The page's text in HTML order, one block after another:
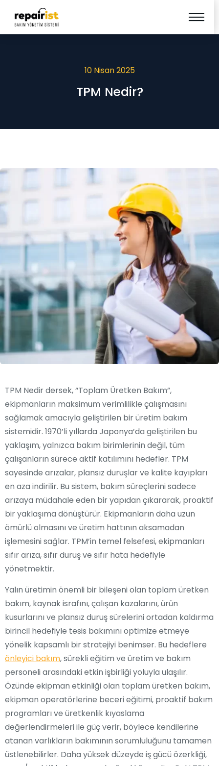
10 Nisan 2025
TPM Nedir?
TPM Nedir dersek, “Toplam Üretken Bakım”,
ekipmanların maksimum verimlilikle çalışmasını
sağlamak amacıyla geliştirilen bir üretim bakım
sistemidir. 1970’li yıllarda Japonya’da geliştirilen bu
yaklaşım, yalnızca bakım birimlerinin değil, tüm
çalışanların sürece aktif katılımını hedefler. TPM
sayesinde arızalar, plansız duruşlar ve kalite kayıpları
en aza indirilir. Bu sistem, bakım süreçlerini sadece
arızaya müdahale eden bir yapıdan çıkararak, proaktif
bir yaklaşıma dönüştürür. Ekipmanların daha uzun
ömürlü olmasını ve üretim hattının aksamadan
işlemesini sağlar. TPM’in temel felsefesi, ekipmanları
sıfır arıza, sıfır duruş ve sıfır hata hedefiyle
yönetmektir.
Yalın üretimin önemli bir bileşeni olan toplam üretken
bakım, kaynak israfını, çalışan kazalarını, ürün
kusurlarını ve plansız duruş sürelerini ortadan kaldırma
birincil hedefiyle tesis bakımını optimize etmeye
yönelik kapsamlı bir stratejiyi benimser. Bu hedeflere
önleyici bakım, sürekli eğitim ve üretim ve bakım
personeli arasındaki etkin işbirliği yoluyla ulaşılır.
Özünde ekipman etkinliği olan toplam üretken bakım,
ekipman operatörlerine beceri eğitimi, proaktif bakım
programları ve üretkenlik kıyaslama
değerlendirmeleri ile güç verir, böylece kendilerine
atanan varlıkların bakımının sorumluluğunu tamamen
üstlenebilirler. Daha yüksek düzeyde iş gücü özerkliği,